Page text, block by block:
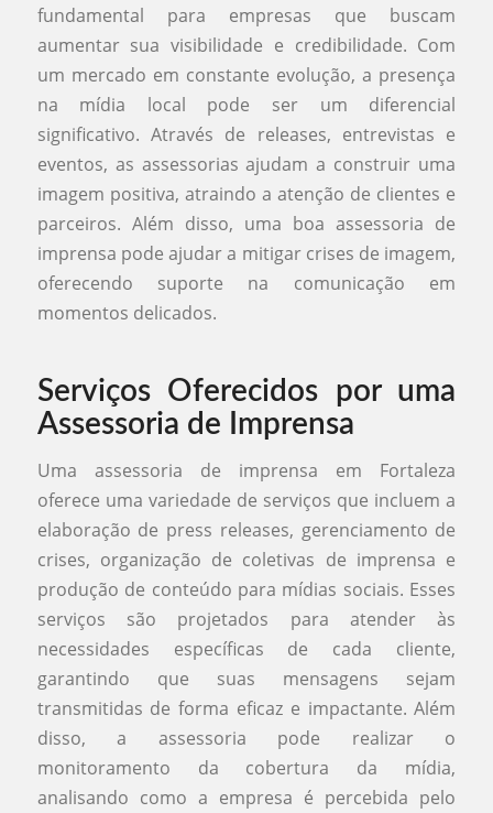
fundamental para empresas que buscam
aumentar sua visibilidade e credibilidade. Com
um mercado em constante evolução, a presença
na mídia local pode ser um diferencial
significativo. Através de releases, entrevistas e
eventos, as assessorias ajudam a construir uma
imagem positiva, atraindo a atenção de clientes e
parceiros. Além disso, uma boa assessoria de
imprensa pode ajudar a mitigar crises de imagem,
oferecendo suporte na comunicação em
momentos delicados.
Serviços Oferecidos por uma
Assessoria de Imprensa
Uma assessoria de imprensa em Fortaleza
oferece uma variedade de serviços que incluem a
elaboração de press releases, gerenciamento de
crises, organização de coletivas de imprensa e
produção de conteúdo para mídias sociais. Esses
serviços são projetados para atender às
necessidades específicas de cada cliente,
garantindo que suas mensagens sejam
transmitidas de forma eficaz e impactante. Além
disso, a assessoria pode realizar o
monitoramento da cobertura da mídia,
analisando como a empresa é percebida pelo